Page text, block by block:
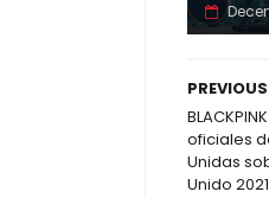
PREVIOUS
oficiales
Unidas
Unido